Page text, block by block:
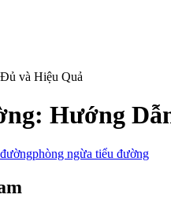
và Hiệu Quả
Hướng
phòng ngừa tiểu đường